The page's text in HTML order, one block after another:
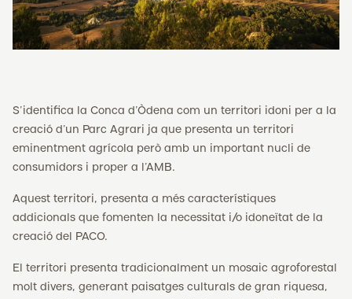
S’identifica la Conca d’Òdena com un territori idoni per a la
creació d’un Parc Agrari ja que presenta un territori
eminentment agrícola però amb un important nucli de
consumidors i proper a l’AMB.
Aquest territori, presenta a més característiques
addicionals que fomenten la necessitat i/o idoneïtat de la
creació del PACO.
El territori presenta tradicionalment un mosaic agroforestal
molt divers, generant paisatges culturals de gran riquesa,